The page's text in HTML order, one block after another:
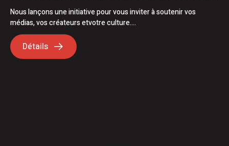
ÉCONOMIE
Nous lançons une initiative pour vous inviter à soutenir vos
médias, vos créateurs etvotre culture….
Détails